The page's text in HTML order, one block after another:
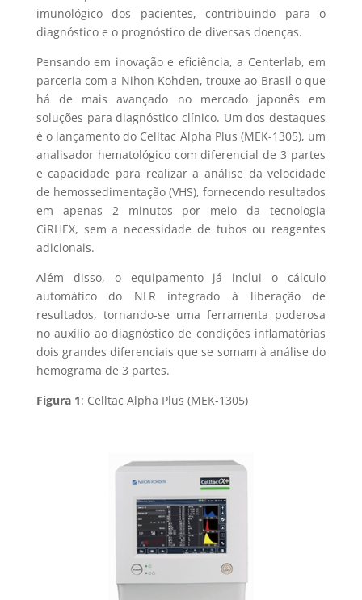
imunológico dos pacientes, contribuindo para o
diagnóstico e o prognóstico de diversas doenças.
Pensando em inovação e eficiência, a Centerlab, em
parceria com a Nihon Kohden, trouxe ao Brasil o que
há de mais avançado no mercado japonês em
soluções para diagnóstico clínico. Um dos destaques
é o lançamento do Celltac Alpha Plus (MEK-1305), um
analisador hematológico com diferencial de 3 partes
e capacidade para realizar a análise da velocidade
de hemossedimentação (VHS), fornecendo resultados
em apenas 2 minutos por meio da tecnologia
CiRHEX, sem a necessidade de tubos ou reagentes
adicionais.
Além disso, o equipamento já inclui o cálculo
automático do NLR integrado à liberação de
resultados, tornando-se uma ferramenta poderosa
no auxílio ao diagnóstico de condições inflamatórias
dois grandes diferenciais que se somam à análise do
hemograma de 3 partes.
Figura 1: Celltac Alpha Plus (MEK-1305)